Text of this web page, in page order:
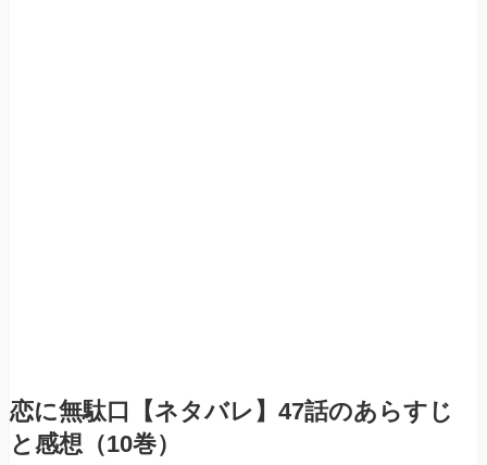
恋に無駄口【ネタバレ】47話のあらすじ
と感想（10巻）